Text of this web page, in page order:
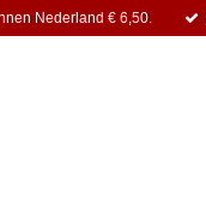
Nederland € 6,50.